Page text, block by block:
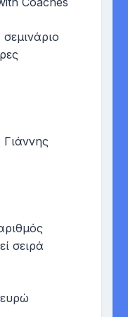
Γιάννης
σειρά